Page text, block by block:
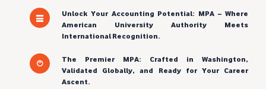
Unlock Your Accounting Potential: MPA – Where
American University Authority Meets
International Recognition.
The Premier MPA: Crafted in Washington,
Validated Globally, and Ready for Your Career
Ascent.